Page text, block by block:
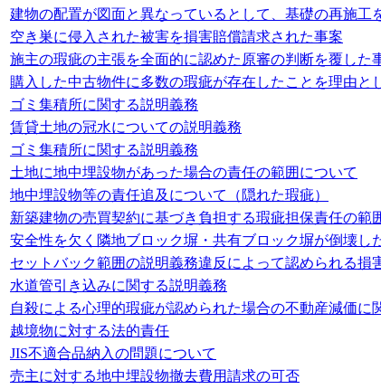
建物の配置が図面と異なっているとして、基礎の再施工
空き巣に侵入された被害を損害賠償請求された事案
施主の瑕疵の主張を全面的に認めた原審の判断を覆した
購入した中古物件に多数の瑕疵が存在したことを理由と
ゴミ集積所に関する説明義務
賃貸土地の冠水についての説明義務
ゴミ集積所に関する説明義務
土地に地中埋設物があった場合の責任の範囲について
地中埋設物等の責任追及について（隠れた瑕疵）
新築建物の売買契約に基づき負担する瑕疵担保責任の範
安全性を欠く隣地ブロック塀・共有ブロック塀が倒壊し
セットバック範囲の説明義務違反によって認められる損
水道管引き込みに関する説明義務
自殺による心理的瑕疵が認められた場合の不動産減価に
越境物に対する法的責任
JIS不適合品納入の問題について
売主に対する地中埋設物撤去費用請求の可否